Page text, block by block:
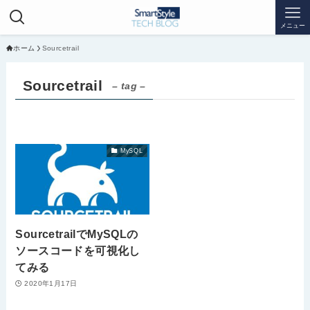
メニュー
ホーム Sourcetrail
Sourcetrail – tag –
MySQL
SourcetrailでMySQLの
ソースコードを可視化し
てみる
2020年1月17日